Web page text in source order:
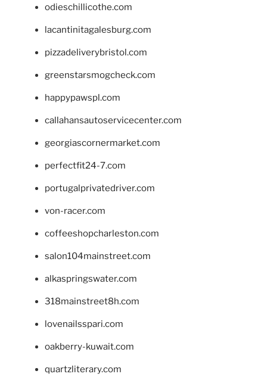
odieschillicothe.com
lacantinitagalesburg.com
pizzadeliverybristol.com
greenstarsmogcheck.com
happypawspl.com
callahansautoservicecenter.com
georgiascornermarket.com
perfectfit24-7.com
portugalprivatedriver.com
von-racer.com
coffeeshopcharleston.com
salon104mainstreet.com
alkaspringswater.com
318mainstreet8h.com
lovenailsspari.com
oakberry-kuwait.com
quartzliterary.com